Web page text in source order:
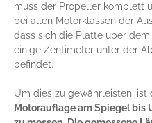
muss der Propeller komplett
bei allen Motorklassen der
dass sich die Platte über
einige Zentimeter unter der
befindet.
Um dies zu gewährleisten, ist
Motorauflage am Spiegel bis